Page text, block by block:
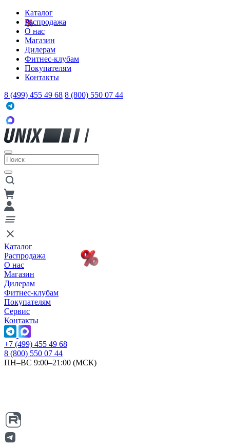
Каталог
Распродажа
О нас
Магазин
Дилерам
Фитнес-клубам
Покупателям
Контакты
8 (499) 455 49 68 8 (800) 550 07 44
Каталог
Распродажа
О нас
Магазин
Дилерам
Фитнес-клубам
Покупателям
Сервис
Контакты
+7 (499) 455 49 68
8 (800) 550 07 44
ПН–ВС 9:00–21:00 (МСК)